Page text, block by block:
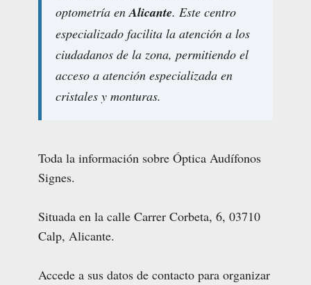
optometría enAlicante. Este centro
especializado facilita la atención a los
ciudadanos de la zona, permitiendo el
acceso a atención especializada en
cristales y monturas.
Toda la información sobre Óptica Audífonos
Signes.
Situada en la calle Carrer Corbeta, 6, 03710
Calp, Alicante.
Accede a sus datos de contacto para organizar